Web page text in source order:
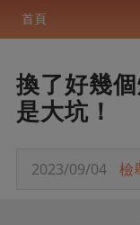
首頁
換了好幾
是大坑！
2023/09/04 檢